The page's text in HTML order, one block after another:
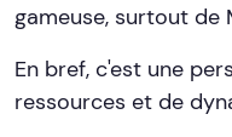
gameuse, surtout de
En bref, c'est une
ressources et de